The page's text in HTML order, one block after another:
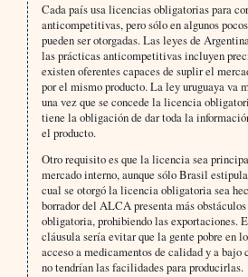
Cada país usa licencias obligatorias para
anticompetitivas, pero sólo en algunos
pueden ser otorgadas. Las leyes de
las prácticas anticompetitivas incluyen
existen oferentes capaces de suplir el
por el mismo producto. La ley uruguaya va
una vez que se concede la licencia
tiene la obligación de dar toda la
el producto.
Otro requisito es que la licencia sea
mercado interno, aunque sólo Brasil
cual se otorgó la licencia obligatoria sea
borrador del ALCA presenta más
obligatoria, prohibiendo las exportaciones.
cláusula sería evitar que la gente pobre en
acceso a medicamentos de calidad y a bajo
no tendrían las facilidades para producirlas.